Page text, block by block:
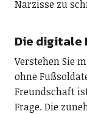
Narzisse zu
Die digitale
Verstehen Sie
ohne
Freundschaft
Frage. Die